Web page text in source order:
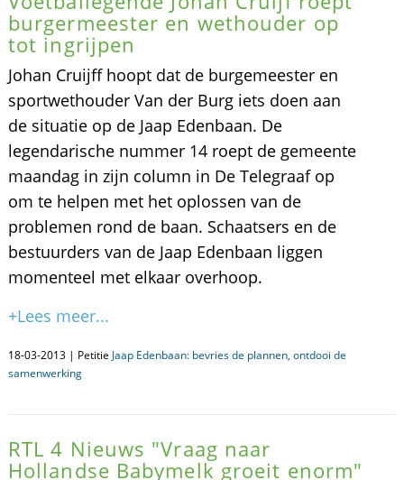
burgermeester en wethouder op
tot ingrijpen
Johan Cruijff hoopt dat de burgemeester en
sportwethouder Van der Burg iets doen aan
de situatie op de Jaap Edenbaan. De
legendarische nummer 14 roept de gemeente
maandag in zijn column in De Telegraaf op
om te helpen met het oplossen van de
problemen rond de baan. Schaatsers en de
bestuurders van de Jaap Edenbaan liggen
momenteel met elkaar overhoop.
+Lees meer...
18-03-2013 | Petitie Jaap Edenbaan: bevries de plannen, ontdooi de
samenwerking
RTL 4 Nieuws "Vraag naar
Hollandse Babymelk groeit enorm"